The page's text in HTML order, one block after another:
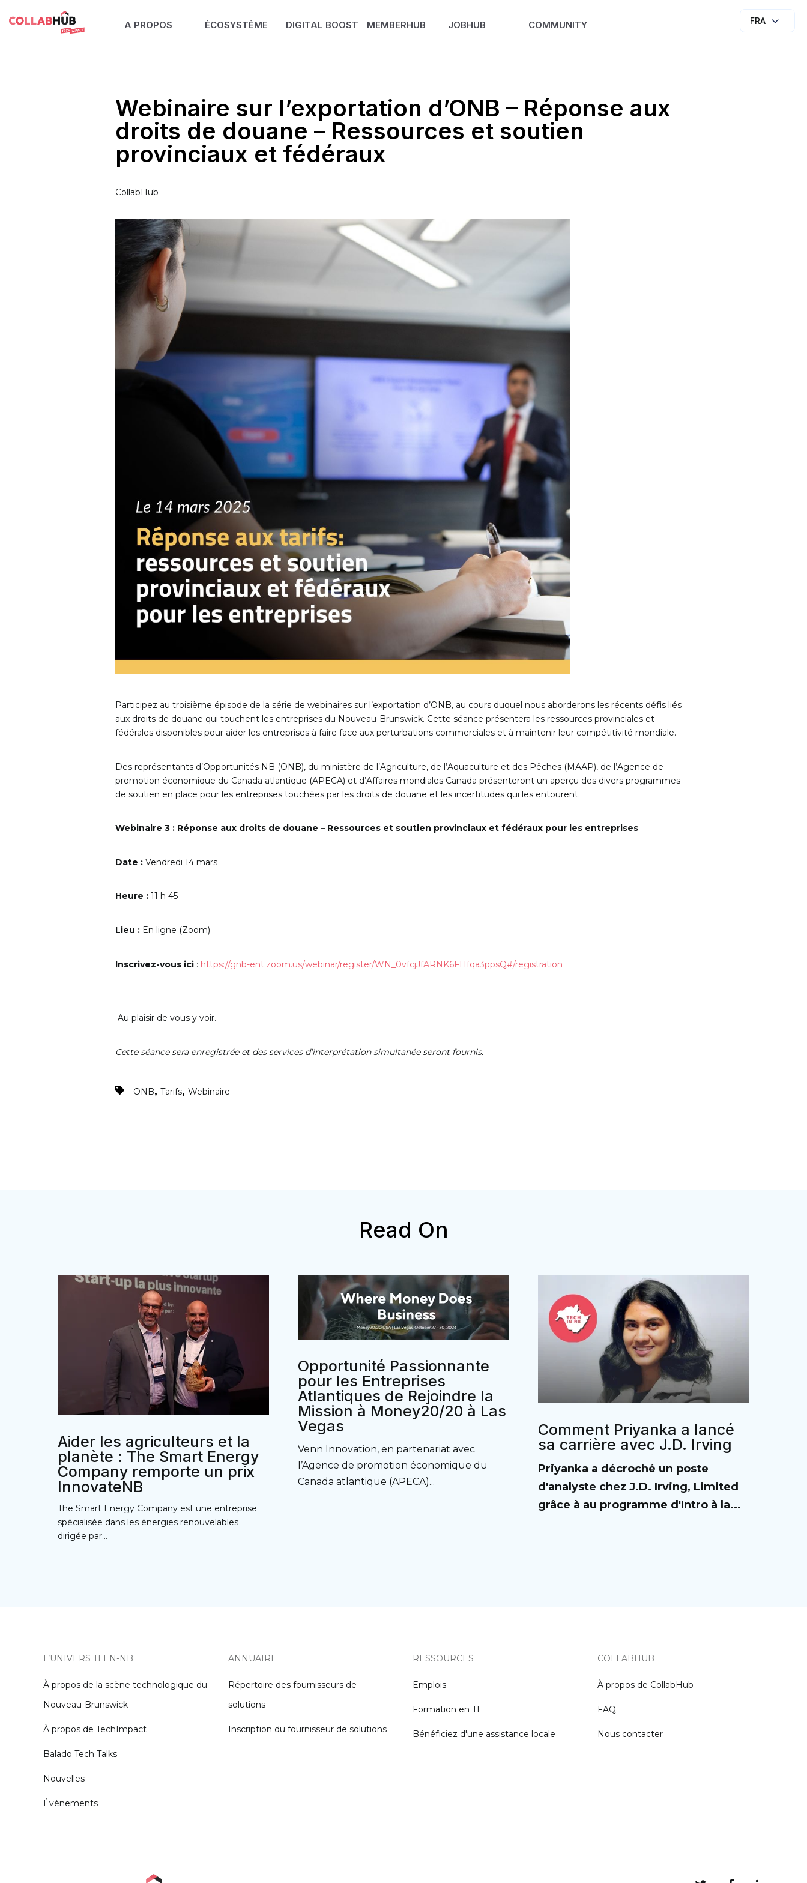
A PROPOS ÉCOSYSTÈME DIGITAL BOOST MEMBERHUB JOBHUB COMMUNITY FRA
Webinaire sur l’exportation d’ONB – Réponse aux
droits de douane – Ressources et soutien
provinciaux et fédéraux
CollabHub
Participez au troisième épisode de la série de webinaires sur l’exportation d’ONB, au cours duquel nous aborderons les récents défis liés
aux droits de douane qui touchent les entreprises du Nouveau-Brunswick. Cette séance présentera les ressources provinciales et
fédérales disponibles pour aider les entreprises à faire face aux perturbations commerciales et à maintenir leur compétitivité mondiale.
Des représentants d’Opportunités NB (ONB), du ministère de l’Agriculture, de l’Aquaculture et des Pêches (MAAP), de l’Agence de
promotion économique du Canada atlantique (APECA) et d’Affaires mondiales Canada présenteront un aperçu des divers programmes
de soutien en place pour les entreprises touchées par les droits de douane et les incertitudes qui les entourent.
Webinaire 3 : Réponse aux droits de douane – Ressources et soutien provinciaux et fédéraux pour les entreprises
Date : Vendredi 14 mars
Heure : 11 h 45
Lieu : En ligne (Zoom)
Inscrivez-vous ici : https://gnb-ent.zoom.us/webinar/register/WN_0vfcjJfARNK6FHfqa3ppsQ#/registration
Au plaisir de vous y voir.
Cette séance sera enregistrée et des services d’interprétation simultanée seront fournis.
ONB, Tarifs, Webinaire
Read On
Aider les agriculteurs et la
planète : The Smart Energy
Company remporte un prix
InnovateNB
The Smart Energy Company est une entreprise
spécialisée dans les énergies renouvelables
dirigée par...
Opportunité Passionnante
pour les Entreprises
Atlantiques de Rejoindre la
Mission à Money20/20 à Las
Vegas
Venn Innovation, en partenariat avec
l’Agence de promotion économique du
Canada atlantique (APECA)...
Comment Priyanka a lancé
sa carrière avec J.D. Irving
Priyanka a décroché un poste
d'analyste chez J.D. Irving, Limited
grâce à au programme d'Intro à la...
L’UNIVERS TI EN-NB
À propos de la scène technologique du
Nouveau-Brunswick
À propos de TechImpact
Balado Tech Talks
Nouvelles
Événements
ANNUAIRE
Répertoire des fournisseurs de
solutions
Inscription du fournisseur de solutions
RESSOURCES
Emplois
Formation en TI
Bénéficiez d'une assistance locale
COLLABHUB
À propos de CollabHub
FAQ
Nous contacter